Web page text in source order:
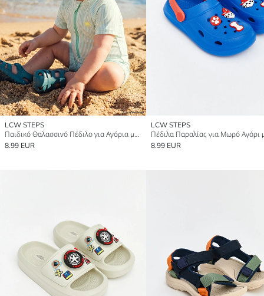
LCW STEPS
Παιδικό Θαλασσινό Πέδιλο για Αγόρια με Βέλκρο
8.99 EUR
LCW STEPS
8.99 EUR